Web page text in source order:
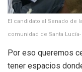
El candidato al Senado de
comunidad de Santa Lucía-
Por eso queremos
tener espacios